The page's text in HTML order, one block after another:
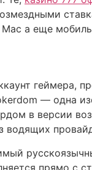
а еще
― одна
в версии
водящих
прямо с